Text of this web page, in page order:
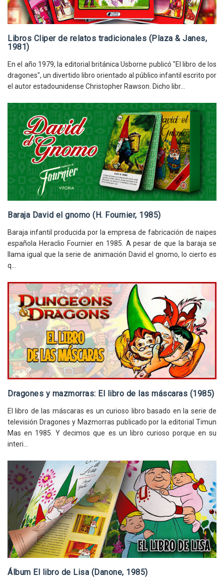
Libros Cliper de relatos tradicionales (Plaza & Janes,
1981)
En el año 1979, la editorial británica Usborne publicó "El libro de los
dragones", un divertido libro orientado al público infantil escrito por
el autor estadounidense Christopher Rawson. Dicho libr...
Baraja David el gnomo (H. Fournier, 1985)
Baraja infantil producida por la empresa de fabricación de naipes
española Heraclio Fournier en 1985. A pesar de que la baraja se
llama igual que la serie de animación David el gnomo, lo cierto es
q...
Dragones y mazmorras: El libro de las máscaras (1985)
El libro de las máscaras es un curioso libro basado en la serie de
televisión Dragones y Mazmorras publicado por la editorial Timun
Mas en 1985. Y decimos que es un libro curioso porque en su
interi...
Álbum El libro de Lisa (Danone, 1985)